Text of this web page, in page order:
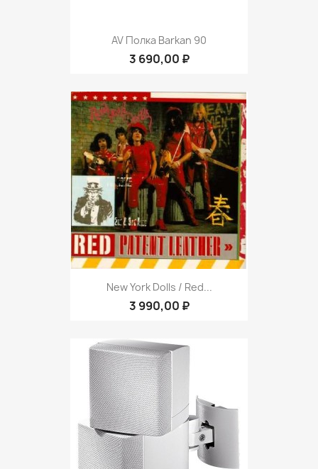
AV Полка Barkan 90
3 690,00 ₽
New York Dolls ‎/ Red...
3 990,00 ₽